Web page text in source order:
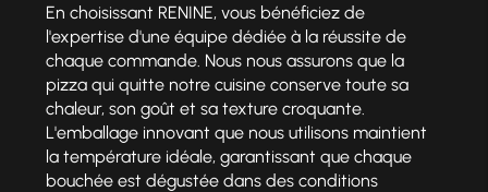
En choisissant RENINE, vous bénéficiez de
l'expertise d'une équipe dédiée à la réussite de
chaque commande. Nous nous assurons que la
pizza qui quitte notre cuisine conserve toute sa
chaleur, son goût et sa texture croquante.
L'emballage innovant que nous utilisons maintient
la température idéale, garantissant que chaque
bouchée est dégustée dans des conditions